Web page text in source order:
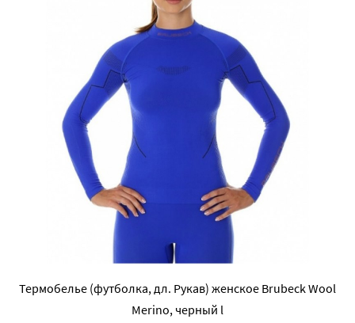
Термобелье (футболка, дл. Рукав) женское Brubeck Wool
Merino, черный l